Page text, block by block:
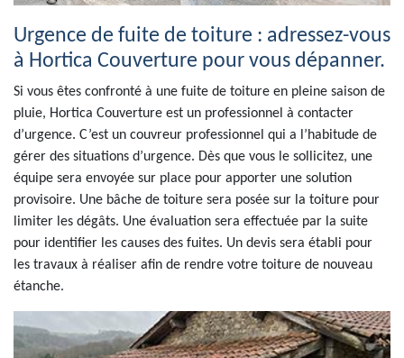
Urgence de fuite de toiture : adressez-vous
à Hortica Couverture pour vous dépanner.
Si vous êtes confronté à une fuite de toiture en pleine saison de
pluie, Hortica Couverture est un professionnel à contacter
d’urgence. C’est un couvreur professionnel qui a l’habitude de
gérer des situations d’urgence. Dès que vous le sollicitez, une
équipe sera envoyée sur place pour apporter une solution
provisoire. Une bâche de toiture sera posée sur la toiture pour
limiter les dégâts. Une évaluation sera effectuée par la suite
pour identifier les causes des fuites. Un devis sera établi pour
les travaux à réaliser afin de rendre votre toiture de nouveau
étanche.